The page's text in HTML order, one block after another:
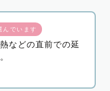
でいます
などの直前での延